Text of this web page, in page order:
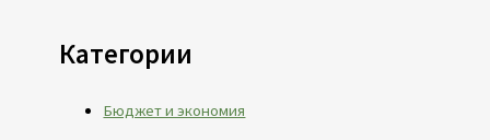
Категории
Бюджет и экономия